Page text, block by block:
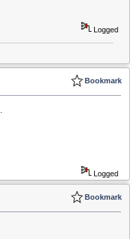
Logged
Bookmark
Logged
Bookmark